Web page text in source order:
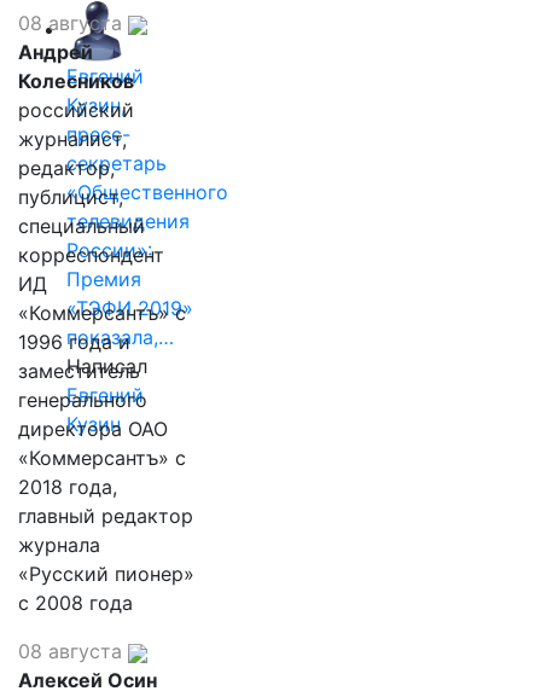
Евгений
Кузин,
пресс-
секретарь
«Общественного
телевидения
России»:
Премия
«ТЭФИ 2019»
показала,…
Написал
Евгений
Кузин
08 августа
Андрей
Колесников
российский
журналист,
редактор,
публицист,
специальный
корреспондент
ИД
«Коммерсантъ» с
1996 года и
заместитель
генерального
директора ОАО
«Коммерсантъ» с
2018 года,
главный редактор
журнала
«Русский пионер»
с 2008 года
08 августа
Алексей Осин